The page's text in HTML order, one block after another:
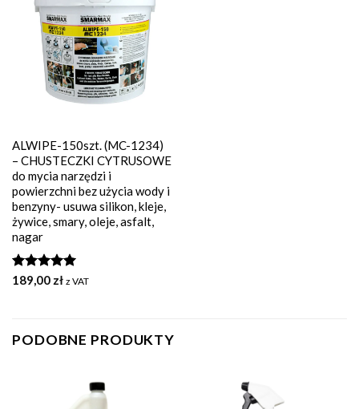
ALWIPE-150szt. (MC-1234)
– CHUSTECZKI CYTRUSOWE
do mycia narzędzi i
powierzchni bez użycia wody i
benzyny- usuwa silikon, kleje,
żywice, smary, oleje, asfalt,
nagar
Oceniono
189,00 zł z VAT
PODOBNE PRODUKTY